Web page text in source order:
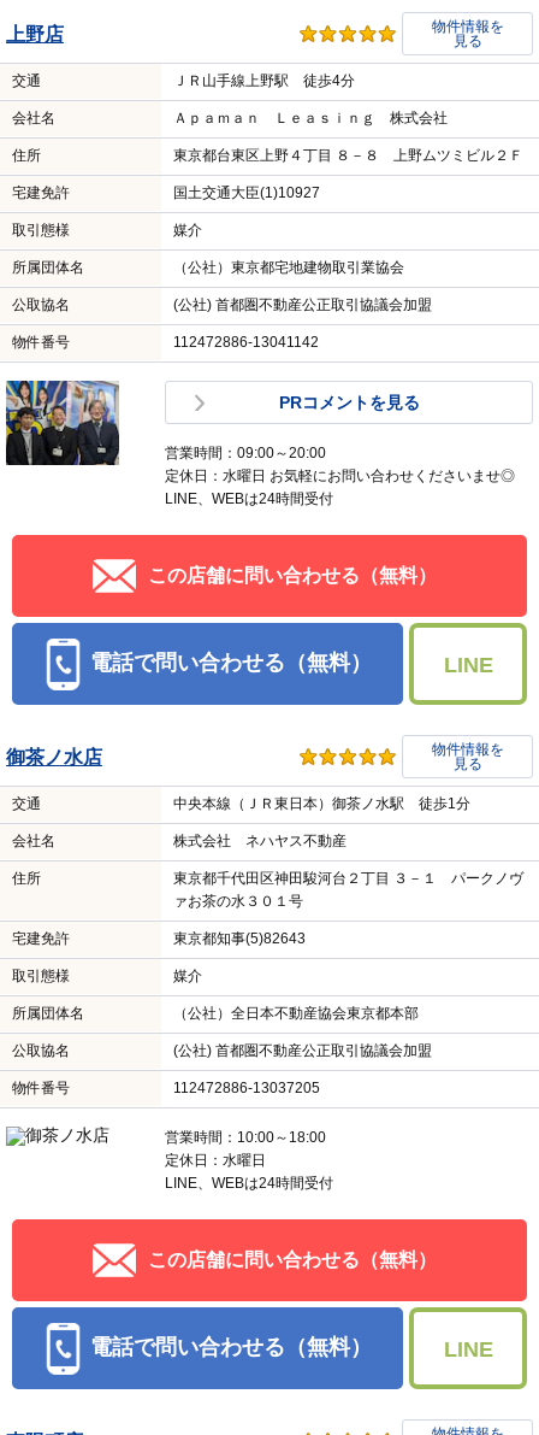
上野店
物件情報を
見る
交通 ＪＲ山手線上野駅 徒歩4分
会社名 Ａｐａｍａｎ Ｌｅａｓｉｎｇ 株式会社
住所 東京都台東区上野４丁目 ８－８ 上野ムツミビル２Ｆ
宅建免許 国土交通大臣(1)10927
取引態様 媒介
所属団体名 （公社）東京都宅地建物取引業協会
公取協名 (公社) 首都圏不動産公正取引協議会加盟
物件番号 112472886-13041142
PRコメントを見る
営業時間：09:00～20:00
定休日：水曜日 お気軽にお問い合わせくださいませ◎
LINE、WEBは24時間受付
この店舗に問い合わせる（無料）
電話で問い合わせる（無料） LINE
御茶ノ水店
物件情報を
見る
交通 中央本線（ＪＲ東日本）御茶ノ水駅 徒歩1分
会社名 株式会社 ネハヤス不動産
住所
東京都千代田区神田駿河台２丁目 ３－１ パークノヴ
ァお茶の水３０１号
宅建免許 東京都知事(5)82643
取引態様 媒介
所属団体名 （公社）全日本不動産協会東京都本部
公取協名 (公社) 首都圏不動産公正取引協議会加盟
物件番号 112472886-13037205
営業時間：10:00～18:00
定休日：水曜日
LINE、WEBは24時間受付
この店舗に問い合わせる（無料）
電話で問い合わせる（無料） LINE